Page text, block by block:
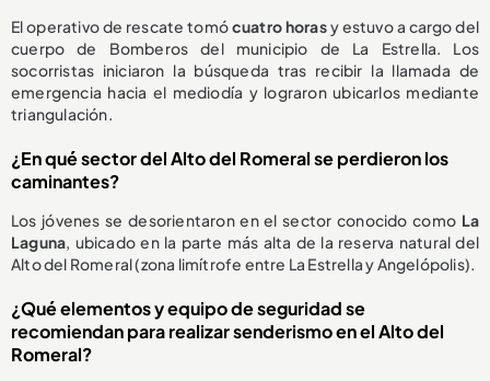
El operativo de rescate tomócuatro horasy estuvo a cargo del
cuerpo de Bomberos del municipio de La Estrella. Los
socorristas iniciaron la búsqueda tras recibir la llamada de
emergencia hacia el mediodía y lograron ubicarlos mediante
triangulación.
¿En qué sector del Alto del Romeral se perdieron los
caminantes?
Los jóvenes se desorientaron en el sector conocido como La
Laguna , ubicado en la parte más alta de la reserva natural del
Alto del Romeral (zona limítrofe entre La Estrella y Angelópolis).
¿Qué elementos y equipo de seguridad se
recomiendan para realizar senderismo en el Alto del
Romeral?